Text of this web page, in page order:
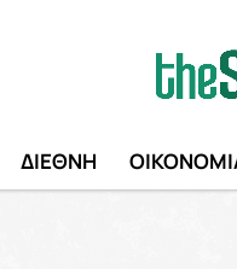
ΔΙΕΘΝΗ